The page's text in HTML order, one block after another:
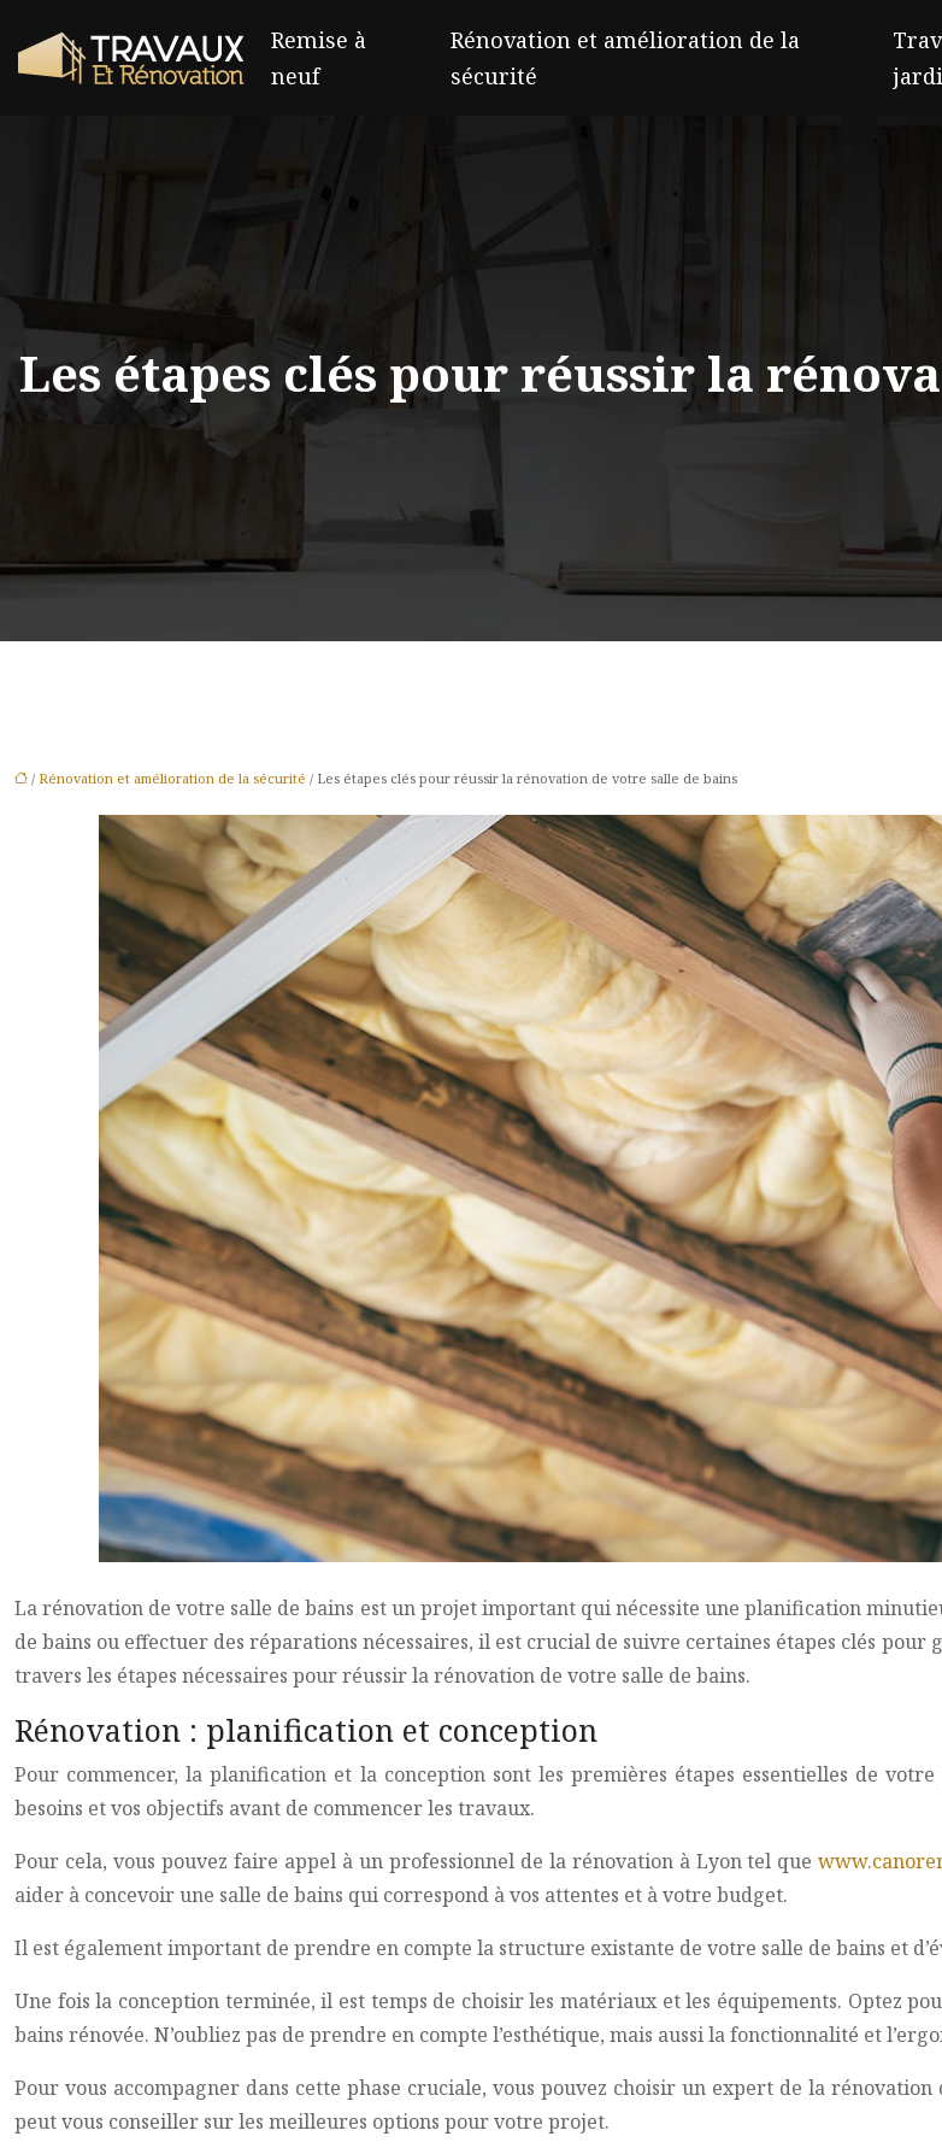
Remise à
neuf
Rénovation et amélioration de la
sécurité
Les étapes clés pour réussir la
/ Rénovation et amélioration de la sécurité / Les étapes clés pour réussir la rénovation de votre salle de bains
La rénovation de votre salle de bains est un projet important qui nécessite une planification
de bains ou effectuer des réparations nécessaires, il est crucial de suivre certaines étapes clés
travers les étapes nécessaires pour réussir la rénovation de votre salle de bains.
Rénovation : planification et conception
Pour commencer, la planification et la conception sont les premières étapes essentielles de
besoins et vos objectifs avant de commencer les travaux.
Pour cela, vous pouvez faire appel à un professionnel de la rénovation à Lyon tel que
aider à concevoir une salle de bains qui correspond à vos attentes et à votre budget.
Il est également important de prendre en compte la structure existante de votre salle de bains et
Une fois la conception terminée, il est temps de choisir les matériaux et les équipements. Optez
bains rénovée. N’oubliez pas de prendre en compte l’esthétique, mais aussi la fonctionnalité et
Pour vous accompagner dans cette phase cruciale, vous pouvez choisir un expert de la
peut vous conseiller sur les meilleures options pour votre projet.